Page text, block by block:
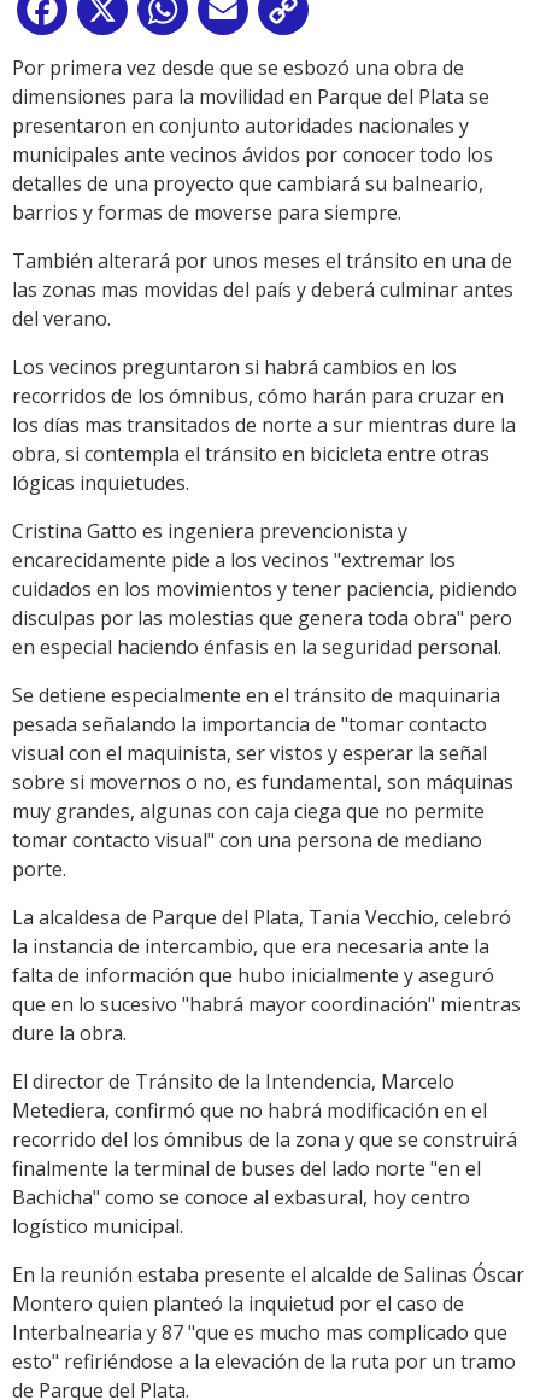
Facebook
X WhatsApp
Email
Link
Por primera vez desde que se esbozó una obra de
dimensiones para la movilidad en Parque del Plata se
presentaron en conjunto autoridades nacionales y
municipales ante vecinos ávidos por conocer todo los
detalles de una proyecto que cambiará su balneario,
barrios y formas de moverse para siempre.
También alterará por unos meses el tránsito en una de
las zonas mas movidas del país y deberá culminar antes
del verano.
Los vecinos preguntaron si habrá cambios en los
recorridos de los ómnibus, cómo harán para cruzar en
los días mas transitados de norte a sur mientras dure la
obra, si contempla el tránsito en bicicleta entre otras
lógicas inquietudes.
Cristina Gatto es ingeniera prevencionista y
encarecidamente pide a los vecinos "extremar los
cuidados en los movimientos y tener paciencia, pidiendo
disculpas por las molestias que genera toda obra" pero
en especial haciendo énfasis en la seguridad personal.
Se detiene especialmente en el tránsito de maquinaria
pesada señalando la importancia de "tomar contacto
visual con el maquinista, ser vistos y esperar la señal
sobre si movernos o no, es fundamental, son máquinas
muy grandes, algunas con caja ciega que no permite
tomar contacto visual" con una persona de mediano
porte.
La alcaldesa de Parque del Plata, Tania Vecchio, celebró
la instancia de intercambio, que era necesaria ante la
falta de información que hubo inicialmente y aseguró
que en lo sucesivo "habrá mayor coordinación" mientras
dure la obra.
El director de Tránsito de la Intendencia, Marcelo
Metediera, confirmó que no habrá modificación en el
recorrido del los ómnibus de la zona y que se construirá
finalmente la terminal de buses del lado norte "en el
Bachicha" como se conoce al exbasural, hoy centro
logístico municipal.
En la reunión estaba presente el alcalde de Salinas Óscar
Montero quien planteó la inquietud por el caso de
Interbalnearia y 87 "que es mucho mas complicado que
esto" refiriéndose a la elevación de la ruta por un tramo
de Parque del Plata.